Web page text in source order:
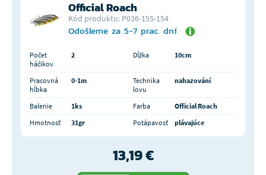
Official Roach
Kód produktu: P036-155-154
Odošleme za 5-7 prac. dní
Počet
háčikov
2 Dĺžka 10cm
Pracovná
hĺbka
0-1m
Technika
lovu
nahazování
Balenie 1ks Farba
Official Roach
Hmotnosť
31gr Potápavosť plávajúce
13,19 €